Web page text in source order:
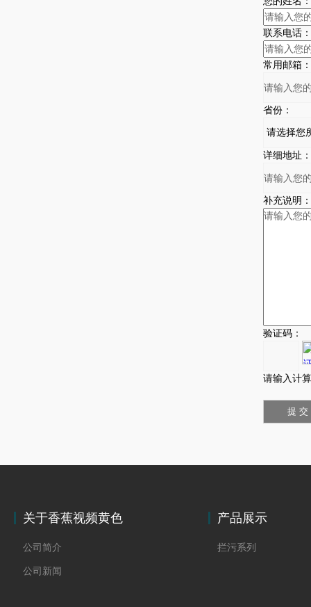
联系电话：
常用邮箱：
省份：
详细地址：
补充说明：
验证码：
请输入计
关于香蕉视频黄色
公司简介
公司新闻
产品展示
拦污系列